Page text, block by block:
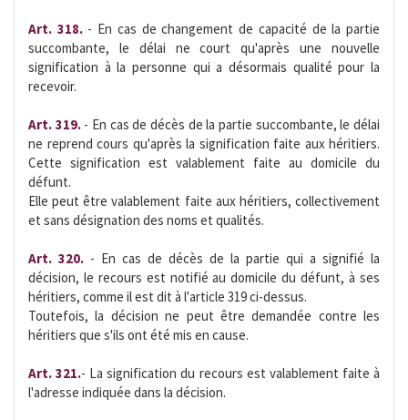
Art. 318. - En cas de changement de capacité de la partie
succombante, le délai ne court qu'après une nouvelle
signification à la personne qui a désormais qualité pour la
recevoir.
Art. 319.- En cas de décès de la partie succombante, le délai
ne reprend cours qu'après la signification faite aux héritiers.
Cette signification est valablement faite au domicile du
défunt.
Elle peut être valablement faite aux héritiers, collectivement
et sans désignation des noms et qualités.
Art. 320. - En cas de décès de la partie qui a signifié la
décision, le recours est notifié au domicile du défunt, à ses
héritiers, comme il est dit à l'article 319 ci-dessus.
Toutefois, la décision ne peut être demandée contre les
héritiers que s'ils ont été mis en cause.
Art. 321.- La signification du recours est valablement faite à
l'adresse indiquée dans la décision.